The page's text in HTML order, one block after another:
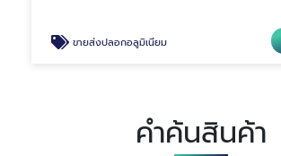
ขายส่งปลอกอลูมิเนียม
คำค้นสินค้า